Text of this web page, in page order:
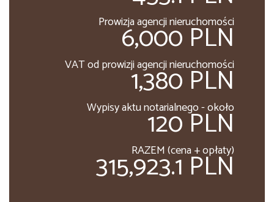
Prowizja agencji nieruchomości
6,000 PLN
VAT od prowizji agencji nieruchomości
1,380 PLN
Wypisy aktu notarialnego - około
120 PLN
RAZEM (cena + opłaty)
315,923.1 PLN